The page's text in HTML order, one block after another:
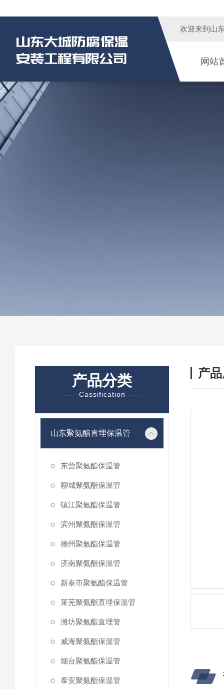
欢迎来到 山
网站
产品分类
Cassification
山东聚氨酯直埋保温管
东营聚氨酯保温管
聊城聚氨酯保温管
镇江聚氨酯保温管
滨州聚氨酯保温管
德州聚氨酯保温管
济南聚氨酯保温管
新泰市聚氨酯保温管
莱芜聚氨酯直埋保温管
潍坊聚氨酯直埋管
威海聚氨酯保温管
烟台聚氨酯保温管
泰安聚氨酯保温管
产